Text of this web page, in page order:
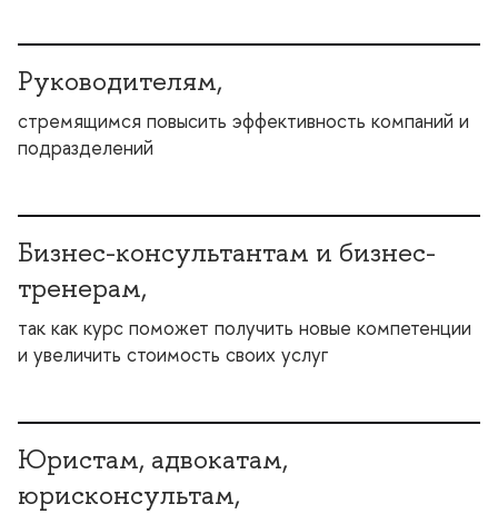
Руководителям,
стремящимся повысить эффективность компаний и
подразделений
Бизнес-консультантам и бизнес-
тренерам,
так как курс поможет получить новые компетенции
и увеличить стоимость своих услу
Юристам, адвокатам,
юрисконсультам,